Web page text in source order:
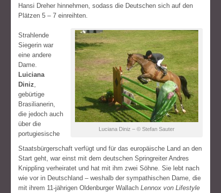
Hansi Dreher hinnehmen, sodass die Deutschen sich auf den
Plätzen 5 – 7 einreihten.
Luciana Diniz – © Stefan Sauter
Strahlende
Siegerin war
eine andere
Dame.
Luiciana
Diniz,
gebürtige
Brasilianerin,
die jedoch auch
über die
portugiesische
Staatsbürgerschaft verfügt und für das europäische Land an den
Start geht, war einst mit dem deutschen Springreiter Andres
Knippling verheiratet und hat mit ihm zwei Söhne. Sie lebt nach
wie vor in Deutschland – weshalb der sympathischen Dame, die
mit ihrem 11-jährigen Oldenburger WallachLennox von Lifestyle